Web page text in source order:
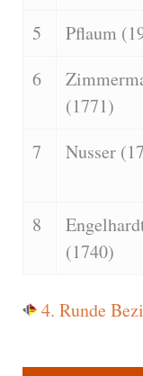
5 Pflaum
6
(1771)
7 Nusser
8
(1740)
4. Runde